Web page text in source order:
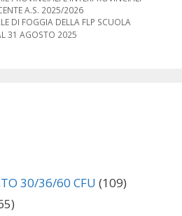
A.S. 2025/2026
DI FOGGIA DELLA FLP SCUOLA
31 AGOSTO 2025
30/36/60 CFU (109)